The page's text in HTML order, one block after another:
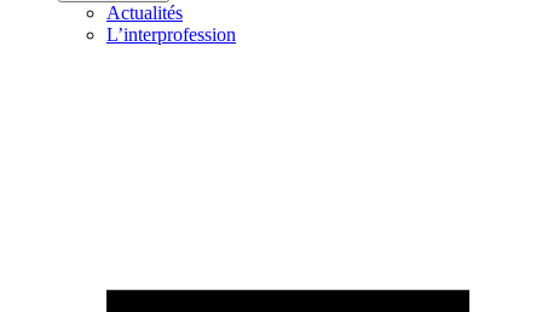
Actualités
L’interprofession